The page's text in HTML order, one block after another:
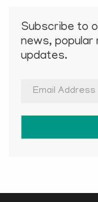
Subscribe to
news, popular
updates.